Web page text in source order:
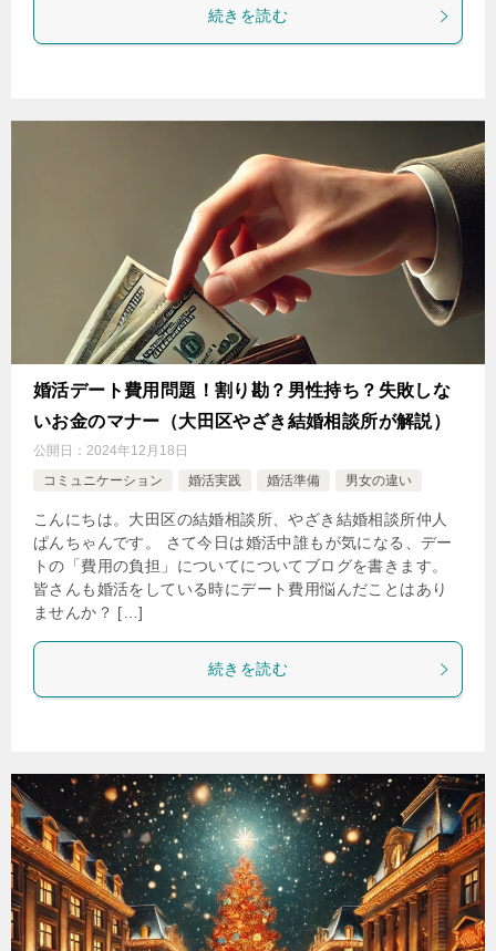
続きを読む
婚活デート費用問題！割り勘？男性持ち？失敗しな
いお金のマナー（大田区やざき結婚相談所が解説）
公開日： 2024年12月18日
コミュニケーション
婚活実践 婚活準備 男女の違い
こんにちは。大田区の結婚相談所、やざき結婚相談所仲人
ぱんちゃんです。 さて今日は婚活中誰もが気になる、デー
トの「費用の負担」についてについてブログを書きます。
皆さんも婚活をしている時にデート費用悩んだことはあり
ませんか？ […]
続きを読む